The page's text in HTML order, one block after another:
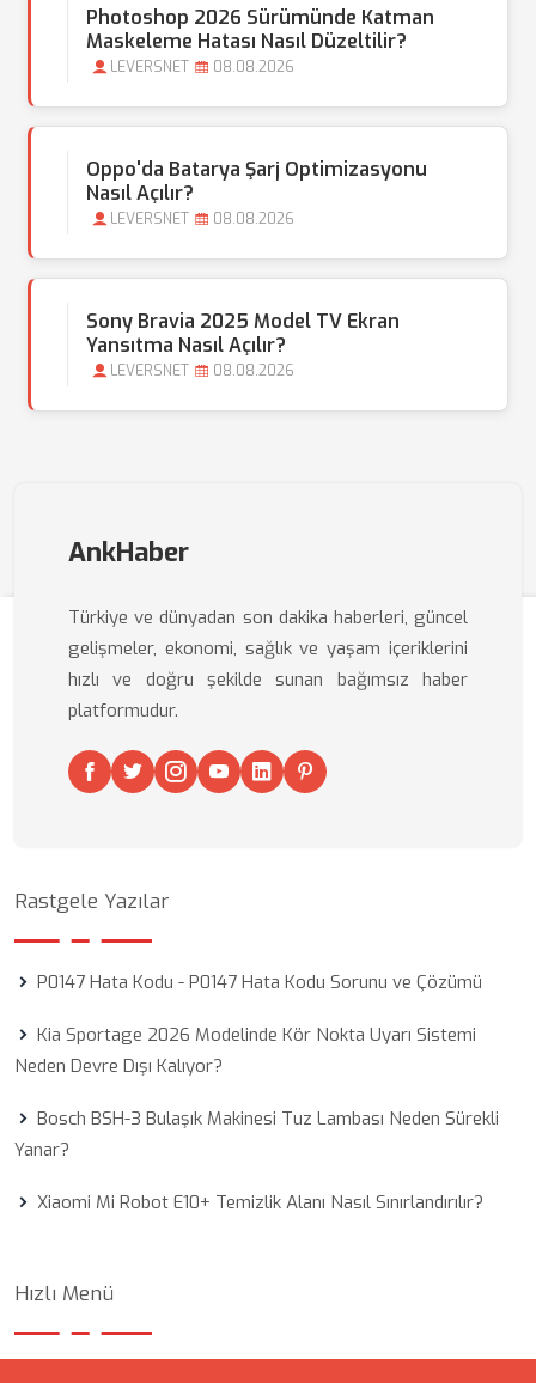
Photoshop 2026 Sürümünde Katman
Maskeleme Hatası Nasıl Düzeltilir?
LEVERSNET 08.08.2026
Oppo'da Batarya Şarj Optimizasyonu
Nasıl Açılır?
LEVERSNET 08.08.2026
Sony Bravia 2025 Model TV Ekran
Yansıtma Nasıl Açılır?
LEVERSNET 08.08.2026
AnkHaber
Türkiye ve dünyadan son dakika haberleri, güncel
gelişmeler, ekonomi, sağlık ve yaşam içeriklerini
hızlı ve doğru şekilde sunan bağımsız haber
platformudur.
Rastgele Yazılar
P0147 Hata Kodu - P0147 Hata Kodu Sorunu ve Çözümü
Kia Sportage 2026 Modelinde Kör Nokta Uyarı Sistemi
Neden Devre Dışı Kalıyor?
Bosch BSH-3 Bulaşık Makinesi Tuz Lambası Neden Sürekli
Yanar?
Xiaomi Mi Robot E10+ Temizlik Alanı Nasıl Sınırlandırılır?
Hızlı Menü